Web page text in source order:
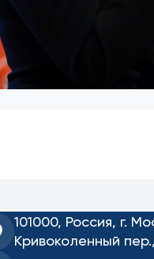
101000, Россия, г.
Кривоколенный